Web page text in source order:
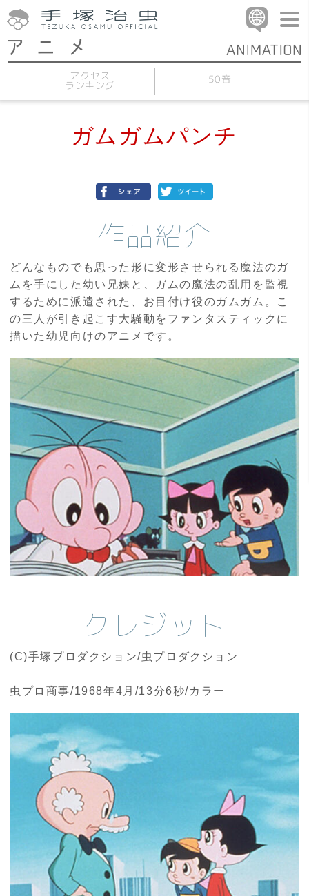
アクセス
ランキング 50音
ガムガムパンチ
作品紹介
どんなものでも思った形に変形させられる魔法のガ
ムを手にした幼い兄妹と、ガムの魔法の乱用を監視
するために派遣された、お目付け役のガムガム。こ
の三人が引き起こす大騒動をファンタスティックに
描いた幼児向けのアニメです。
クレジット
(C)手塚プロダクション/虫プロダクション
虫プロ商事/1968年4月/13分6秒/カラー